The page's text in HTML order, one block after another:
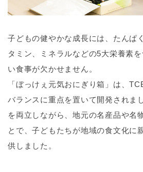
子どもの健やかな成長には、たんぱ
タミン、ミネラルなどの5大栄養素
い食事が欠かせません。
「ぼっけぇ元気おにぎり箱」は、
バランスに重点を置いて開発されま
を両立しながら、地元の名産品や名
とで、子どもたちが地域の食文化に
供しました。